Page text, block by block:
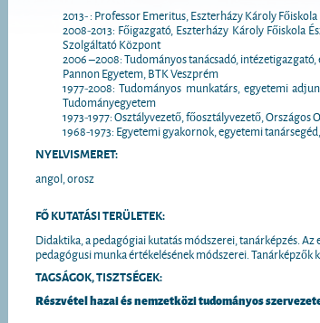
2013- : Professor Emeritus, Eszterházy Károly Főiskola
2008-2013: Főigazgató, Eszterházy Károly Főiskola
Szolgáltató Központ
2006 –2008: Tudományos tanácsadó,
Pannon Egyetem, BTK Veszprém
1977-2008: Tudományos munkatárs, egyetemi
Tudományegyetem
1973-1977: Osztályvezető, főosztályvezető, Országos
1968-1973: Egyetemi gyakornok, egyetemi
NYELVISMERET:
angol, orosz
FŐ KUTATÁSI TERÜLETEK:
Didaktika, a pedagógiai kutatás módszerei, tanárképzés.
pedagógusi munka értékelésének módszerei. Tanárképzők
TAGSÁGOK, TISZTSÉGEK:
Részvétel hazai és nemzetközi tudományos